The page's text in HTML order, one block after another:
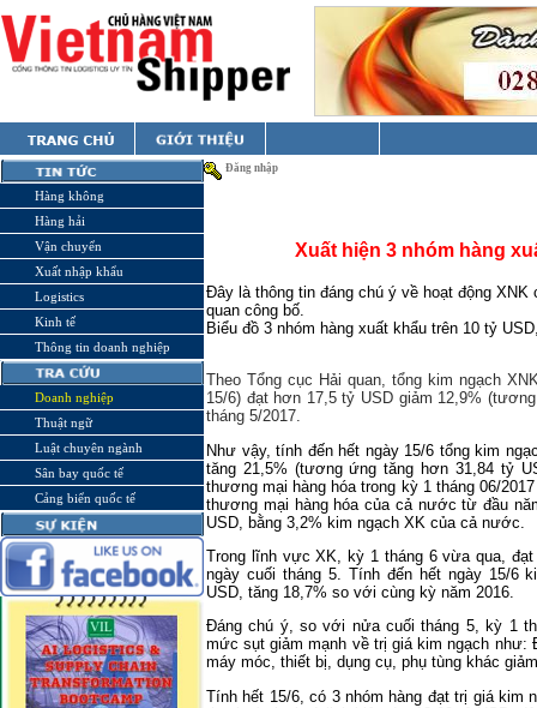
Hàng không
Hàng hải
Vận chuyển
Xuất nhập khẩu
Logistics
Kinh tế
Thông tin doanh nghiệp
Doanh nghiệp
Thuật ngữ
Luật chuyên ngành
Sân bay quốc tế
Cảng biển quốc tế
Đăng nhập
Xuất hiện 3 nhóm hàng
Đây là thông tin đáng chú ý về hoạt động
quan công bố.
Biểu đồ 3 nhóm hàng xuất khẩu trên 10 tỷ
Theo Tổng cục Hải quan, tổng kim ngạch
15/6) đạt hơn 17,5 tỷ USD giảm 12,9%
tháng 5/2017.
Như vậy, tính đến hết ngày 15/6 tổng kim
tăng 21,5% (tương ứng tăng hơn 31,84 tỷ
thương mại hàng hóa trong kỳ 1 tháng 06/
thương mại hàng hóa của cả nước từ đầu
USD, bằng 3,2% kim ngạch XK của cả nước.
Trong lĩnh vực XK, kỳ 1 tháng 6 vừa qua,
ngày cuối tháng 5. Tính đến hết ngày 15/6
USD, tăng 18,7% so với cùng kỳ năm 2016.
Đáng chú ý, so với nửa cuối tháng 5, kỳ 1
mức sụt giảm mạnh về trị giá kim ngạch như:
máy móc, thiết bị, dụng cụ, phụ tùng khác
Tính hết 15/6, có 3 nhóm hàng đạt trị giá